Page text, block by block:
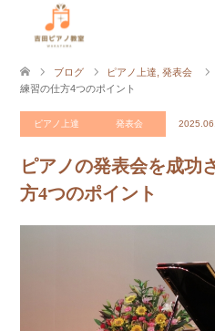
ブログ ピアノ上達 発表会
練習の仕方4つのポイント
ピアノ上達 発表会
ピアノの発表会を成功
方4つのポイント